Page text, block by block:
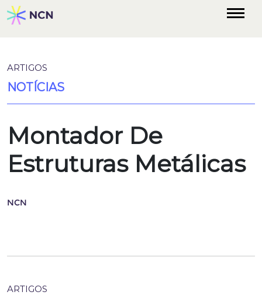
ARTIGOS
NOTÍCIAS
Montador De
Estruturas Metálicas
NCN
ARTIGOS